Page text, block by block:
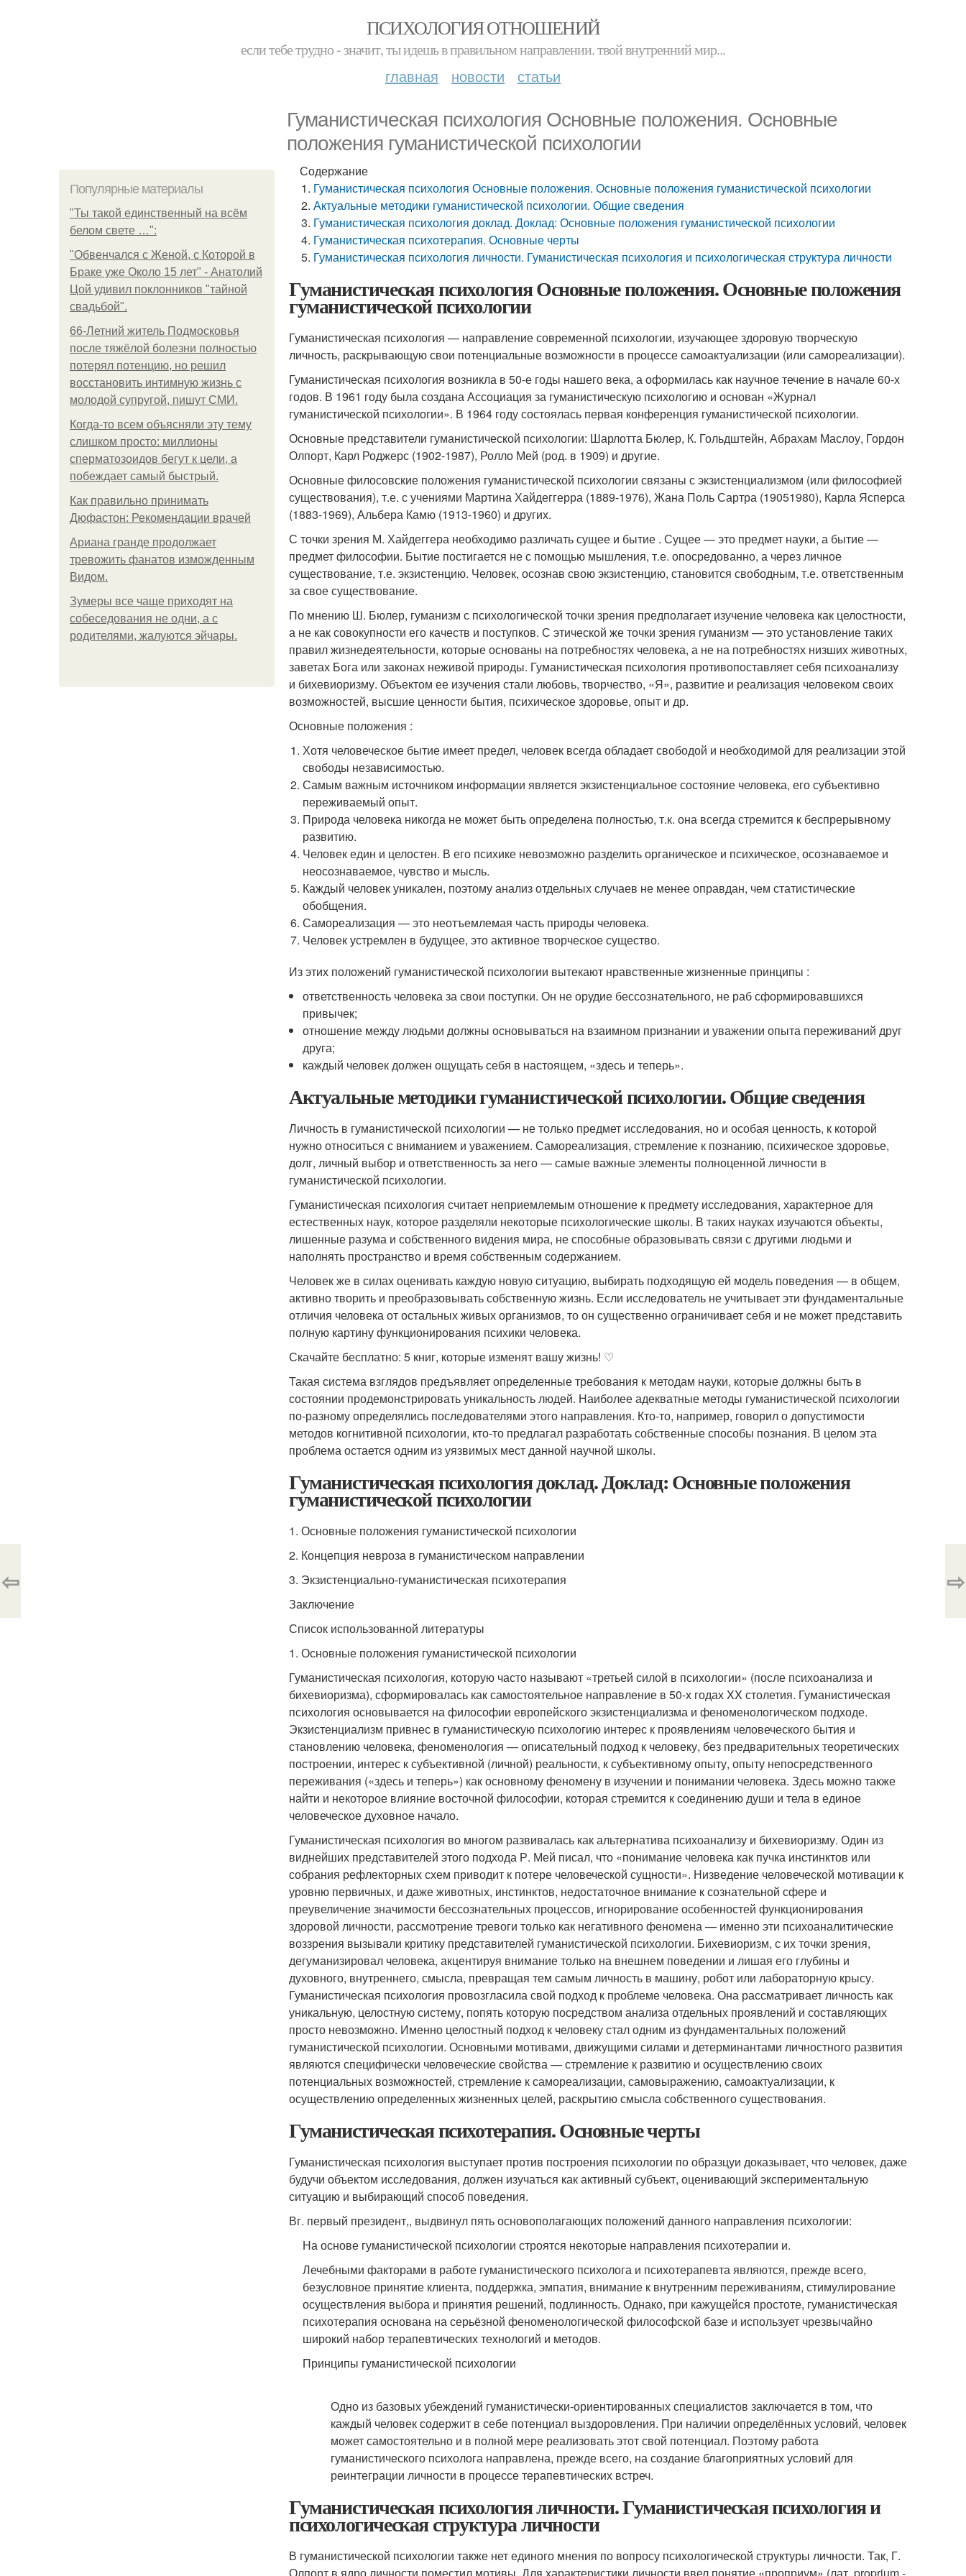
ПСИХОЛОГИЯ ОТНОШЕНИЙ
если тебе трудно - значит, ты идешь в правильном направлении. твой внутренний мир...
главная новости статьи
Гуманистическая психология Основные положения. Основные
положения гуманистической психологии
Популярные материалы
"Ты такой единственный на всём
белом свете …":
"Обвенчался с Женой, с Которой в
Браке уже Около 15 лет" - Анатолий
Цой удивил поклонников "тайной
свадьбой".
66-Летний житель Подмосковья
после тяжёлой болезни полностью
потерял потенцию, но решил
восстановить интимную жизнь с
молодой супругой, пишут СМИ.
Когда-то всем объясняли эту тему
слишком просто: миллионы
сперматозоидов бегут к цели, а
побеждает самый быстрый.
Как правильно принимать
Дюфастон: Рекомендации врачей
Ариана гранде продолжает
тревожить фанатов изможденным
Видом.
Зумеры все чаще приходят на
собеседования не одни, а с
родителями, жалуются эйчары.
Содержание
Гуманистическая психология Основные положения. Основные положения гуманистической психологии
Актуальные методики гуманистической психологии. Общие сведения
Гуманистическая психология доклад. Доклад: Основные положения гуманистической психологии
Гуманистическая психотерапия. Основные черты
Гуманистическая психология личности. Гуманистическая психология и психологическая структура личности
Гуманистическая психология Основные положения. Основные положения
гуманистической психологии
Гуманистическая психология — направление современной психологии, изучающее здоровую творческую
личность, раскрывающую свои потенциальные возможности в процессе самоактуализации (или самореализации).
Гуманистическая психология возникла в 50-е годы нашего века, а оформилась как научное течение в начале 60-х
годов. В 1961 году была создана Ассоциация за гуманистическую психологию и основан «Журнал
гуманистической психологии». В 1964 году состоялась первая конференция гуманистической психологии.
Основные представители гуманистической психологии: Шарлотта Бюлер, К. Гольдштейн, Абрахам Маслоу, Гордон
Олпорт, Карл Роджерс (1902-1987), Ролло Мей (род. в 1909) и другие.
Основные филосовские положения гуманистической психологии связаны с экзистенциализмом (или философией
существования), т.е. с учениями Мартина Хайдеггерра (1889-1976), Жана Поль Сартра (19051980), Карла Ясперса
(1883-1969), Альбера Камю (1913-1960) и других.
С точки зрения М. Хайдеггера необходимо различать сущее и бытие . Сущее — это предмет науки, а бытие —
предмет философии. Бытие постигается не с помощью мышления, т.е. опосредованно, а через личное
существование, т.е. экзистенцию. Человек, осознав свою экзистенцию, становится свободным, т.е. ответственным
за свое существование.
По мнению Ш. Бюлер, гуманизм с психологической точки зрения предполагает изучение человека как целостности,
а не как совокупности его качеств и поступков. С этической же точки зрения гуманизм — это установление таких
правил жизнедеятельности, которые основаны на потребностях человека, а не на потребностях низших животных,
заветах Бога или законах неживой природы. Гуманистическая психология противопоставляет себя психоанализу
и бихевиоризму. Объектом ее изучения стали любовь, творчество, «Я», развитие и реализация человеком своих
возможностей, высшие ценности бытия, психическое здоровье, опыт и др.
Основные положения :
Хотя человеческое бытие имеет предел, человек всегда обладает свободой и необходимой для реализации этой
свободы независимостью.
Самым важным источником информации является экзистенциальное состояние человека, его субъективно
переживаемый опыт.
Природа человека никогда не может быть определена полностью, т.к. она всегда стремится к беспрерывному
развитию.
Человек един и целостен. В его психике невозможно разделить органическое и психическое, осознаваемое и
неосознаваемое, чувство и мысль.
Каждый человек уникален, поэтому анализ отдельных случаев не менее оправдан, чем статистические
обобщения.
Самореализация — это неотъемлемая часть природы человека.
Человек устремлен в будущее, это активное творческое существо.
Из этих положений гуманистической психологии вытекают нравственные жизненные принципы :
ответственность человека за свои поступки. Он не орудие бессознательного, не раб сформировавшихся
привычек;
отношение между людьми должны основываться на взаимном признании и уважении опыта переживаний друг
друга;
каждый человек должен ощущать себя в настоящем, «здесь и теперь».
Актуальные методики гуманистической психологии. Общие сведения
Личность в гуманистической психологии — не только предмет исследования, но и особая ценность, к которой
нужно относиться с вниманием и уважением. Самореализация, стремление к познанию, психическое здоровье,
долг, личный выбор и ответственность за него — самые важные элементы полноценной личности в
гуманистической психологии.
Гуманистическая психология считает неприемлемым отношение к предмету исследования, характерное для
естественных наук, которое разделяли некоторые психологические школы. В таких науках изучаются объекты,
лишенные разума и собственного видения мира, не способные образовывать связи с другими людьми и
наполнять пространство и время собственным содержанием.
Человек же в силах оценивать каждую новую ситуацию, выбирать подходящую ей модель поведения — в общем,
активно творить и преобразовывать собственную жизнь. Если исследователь не учитывает эти фундаментальные
отличия человека от остальных живых организмов, то он существенно ограничивает себя и не может представить
полную картину функционирования психики человека.
Скачайте бесплатно: 5 книг, которые изменят вашу жизнь! ♡
Такая система взглядов предъявляет определенные требования к методам науки, которые должны быть в
состоянии продемонстрировать уникальность людей. Наиболее адекватные методы гуманистической психологии
по-разному определялись последователями этого направления. Кто-то, например, говорил о допустимости
методов когнитивной психологии, кто-то предлагал разработать собственные способы познания. В целом эта
проблема остается одним из уязвимых мест данной научной школы.
Гуманистическая психология доклад. Доклад: Основные положения
гуманистической психологии
1. Основные положения гуманистической психологии
2. Концепция невроза в гуманистическом направлении
3. Экзистенциально-гуманистическая психотерапия
Заключение
Список использованной литературы
1. Основные положения гуманистической психологии
Гуманистическая психология, которую часто называют «третьей силой в психологии» (после психоанализа и
бихевиоризма), сформировалась как самостоятельное направление в 50-х годах XX столетия. Гуманистическая
психология основывается на философии европейского экзистенциализма и феноменологическом подходе.
Экзистенциализм привнес в гуманистическую психологию интерес к проявлениям человеческого бытия и
становлению человека, феноменология — описательный подход к человеку, без предварительных теоретических
построении, интерес к субъективной (личной) реальности, к субъективному опыту, опыту непосредственного
переживания («здесь и теперь») как основному феномену в изучении и понимании человека. Здесь можно также
найти и некоторое влияние восточной философии, которая стремится к соединению души и тела в единое
человеческое духовное начало.
Гуманистическая психология во многом развивалась как альтернатива психоанализу и бихевиоризму. Один из
виднейших представителей этого подхода Р. Мей писал, что «понимание человека как пучка инстинктов или
собрания рефлекторных схем приводит к потере человеческой сущности». Низведение человеческой мотивации к
уровню первичных, и даже животных, инстинктов, недостаточное внимание к сознательной сфере и
преувеличение значимости бессознательных процессов, игнорирование особенностей функционирования
здоровой личности, рассмотрение тревоги только как негативного феномена — именно эти психоаналитические
воззрения вызывали критику представителей гуманистической психологии. Бихевиоризм, с их точки зрения,
дегуманизировал человека, акцентируя внимание только на внешнем поведении и лишая его глубины и
духовного, внутреннего, смысла, превращая тем самым личность в машину, робот или лабораторную крысу.
Гуманистическая психология провозгласила свой подход к проблеме человека. Она рассматривает личность как
уникальную, целостную систему, попять которую посредством анализа отдельных проявлений и составляющих
просто невозможно. Именно целостный подход к человеку стал одним из фундаментальных положений
гуманистической психологии. Основными мотивами, движущими силами и детерминантами личностного развития
являются специфически человеческие свойства — стремление к развитию и осуществлению своих
потенциальных возможностей, стремление к самореализации, самовыражению, самоактуализации, к
осуществлению определенных жизненных целей, раскрытию смысла собственного существования.
Гуманистическая психотерапия. Основные черты
Гуманистическая психология выступает против построения психологии по образцуи доказывает, что человек, даже
будучи объектом исследования, должен изучаться как активный субъект, оценивающий экспериментальную
ситуацию и выбирающий способ поведения.
Вг. первый президент,, выдвинул пять основополагающих положений данного направления психологии:
На основе гуманистической психологии строятся некоторые направления психотерапии и.
Лечебными факторами в работе гуманистического психолога и психотерапевта являются, прежде всего,
безусловное принятие клиента, поддержка, эмпатия, внимание к внутренним переживаниям, стимулирование
осуществления выбора и принятия решений, подлинность. Однако, при кажущейся простоте, гуманистическая
психотерапия основана на серьёзной феноменологической философской базе и использует чрезвычайно
широкий набор терапевтических технологий и методов.
Принципы гуманистической психологии
Одно из базовых убеждений гуманистически-ориентированных специалистов заключается в том, что
каждый человек содержит в себе потенциал выздоровления. При наличии определённых условий, человек
может самостоятельно и в полной мере реализовать этот свой потенциал. Поэтому работа
гуманистического психолога направлена, прежде всего, на создание благоприятных условий для
реинтеграции личности в процессе терапевтических встреч.
Гуманистическая психология личности. Гуманистическая психология и
психологическая структура личности
В гуманистической психологии также нет единого мнения по вопросу психологической структуры личности. Так, Г.
⇦ ⇨